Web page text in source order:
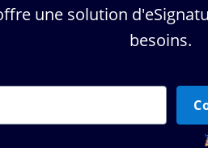
une solution
besoins.